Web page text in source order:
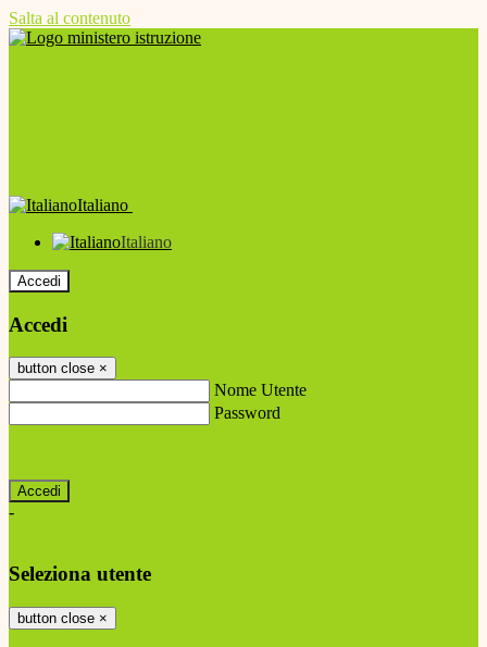
Salta al contenuto
Italiano
Italiano
Accedi
Accedi
button close ×
Nome Utente
Password
-
Seleziona utente
button close ×